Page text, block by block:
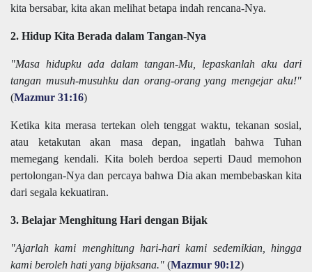
kita bersabar, kita akan melihat betapa indah rencana-Nya.
2. Hidup Kita Berada dalam Tangan-Nya
"Masa hidupku ada dalam tangan-Mu, lepaskanlah aku dari
tangan musuh-musuhku dan orang-orang yang mengejar aku!"
(Mazmur 31:16)
Ketika kita merasa tertekan oleh tenggat waktu, tekanan sosial,
atau ketakutan akan masa depan, ingatlah bahwa Tuhan
memegang kendali. Kita boleh berdoa seperti Daud memohon
pertolongan-Nya dan percaya bahwa Dia akan membebaskan kita
dari segala kekuatiran.
3. Belajar Menghitung Hari dengan Bijak
"Ajarlah kami menghitung hari-hari kami sedemikian, hingga
kami beroleh hati yang bijaksana." (Mazmur 90:12)